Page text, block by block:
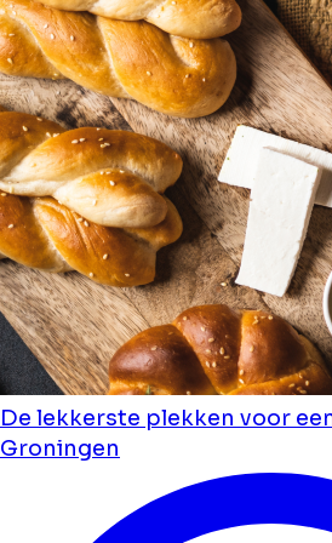
De lekkerste plekken voor
Groningen